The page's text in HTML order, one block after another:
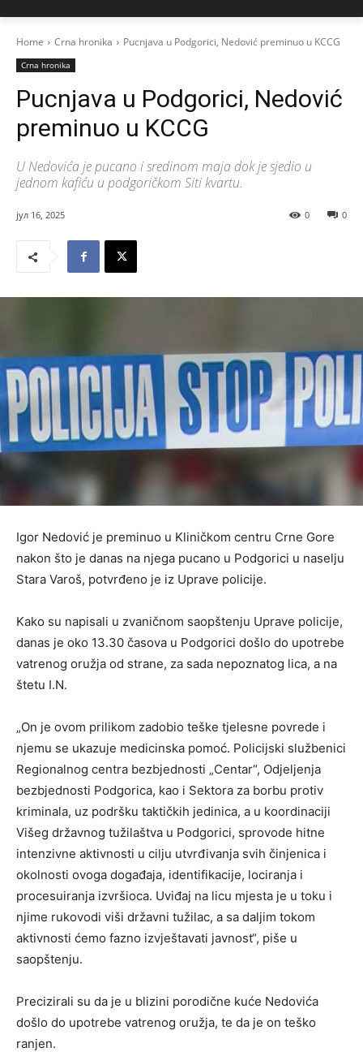
Home Crna hronika Pucnjava u Podgorici, Nedović preminuo u KCCG
Crna hronika
Pucnjava u Podgorici, Nedović
preminuo u KCCG
U Nedovića je pucano i sredinom maja dok je sjedio u
jednom kafiću u podgoričkom Siti kvartu.
јул 16, 2025 0
0
Igor Nedović je preminuo u Kliničkom centru Crne Gore
nakon što je danas na njega pucano u Podgorici u naselju
Stara Varoš, potvrđeno je iz Uprave policije.
Kako su napisali u zvaničnom saopštenju Uprave policije,
danas je oko 13.30 časova u Podgorici došlo do upotrebe
vatrenog oružja od strane, za sada nepoznatog lica, a na
štetu I.N.
„On je ovom prilikom zadobio teške tjelesne povrede i
njemu se ukazuje medicinska pomoć. Policijski službenici
Regionalnog centra bezbjednosti „Centar“, Odjeljenja
bezbjednosti Podgorica, kao i Sektora za borbu protiv
kriminala, uz podršku taktičkih jedinica, a u koordinaciji
Višeg državnog tužilaštva u Podgorici, sprovode hitne
intenzivne aktivnosti u cilju utvrđivanja svih činjenica i
okolnosti ovoga događaja, identifikacije, lociranja i
procesuiranja izvršioca. Uviđaj na licu mjesta je u toku i
njime rukovodi viši državni tužilac, a sa daljim tokom
aktivnosti ćemo fazno izvještavati javnost“, piše u
saopštenju.
Precizirali su da je u blizini porodične kuće Nedovića
došlo do upotrebe vatrenog oružja, te da je on teško
ranjen.